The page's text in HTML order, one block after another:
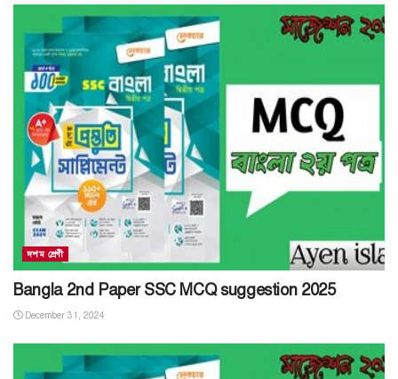
দশম শ্রেণী
Bangla 2nd Paper SSC MCQ suggestion 2025
December 31, 2024